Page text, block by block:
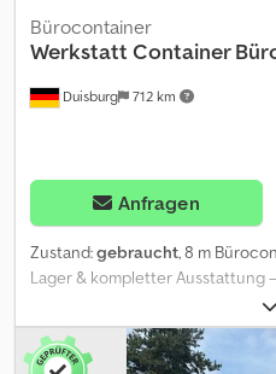
Duisburg 712 km
Bürocontainer
Werkstatt Container
Anfragen
Zustand:gebraucht, 8 m
Lager & kompletter Ausstattung
7.500 € VB ab Dunkerque,
Büro, WC & Lager in einem
Heizung, Spüle, Starkstrom,